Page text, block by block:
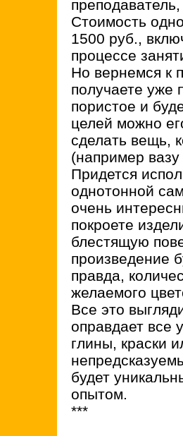
Стоимость
1500 руб.,
процессе
Но вернемся к
получаете уже
пористое и
целей можно
сделать вещь,
(например
Придется
однотонной
очень
покроете
блестящую
произведение
правда,
желаемого
Все это
оправдает все
глины, краски
будет
опытом.
***